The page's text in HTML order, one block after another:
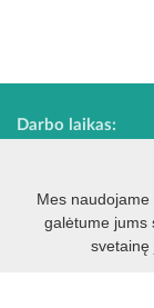
Filtras
Darbo laikas:
Mes
galėtume jums
svetainę